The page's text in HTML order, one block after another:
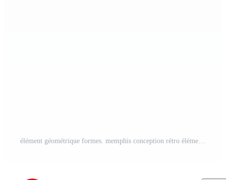
élément géométrique formes. memphis conception rétro éléments. collection branché géométrique formes. rétro froussard graphique, Années 90 les tendances dessins et ancien élément collection PNG Gratuit